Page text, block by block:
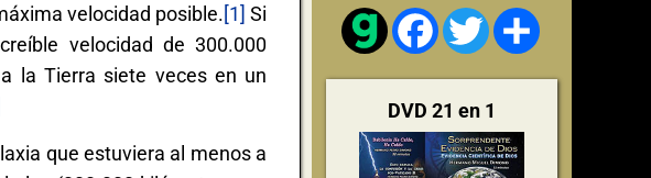
velocidad posible.[1] Si
velocidad de 300.000
la Tierra siete veces en un
que estuviera al menos a
FacebookTwitter
DVD 21 en 1